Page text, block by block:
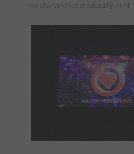
Kerstavond houd natuurlijk in All